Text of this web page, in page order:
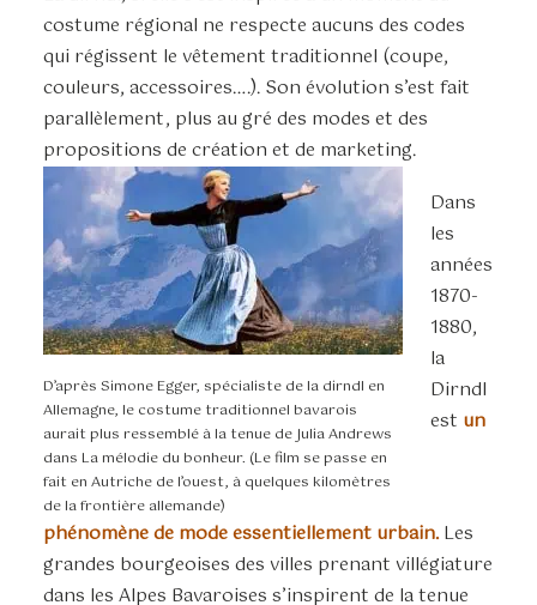
costume régional ne respecte aucuns des codes
qui régissent le vêtement traditionnel (coupe,
couleurs, accessoires….). Son évolution s’est fait
parallèlement, plus au gré des modes et des
propositions de création et de marketing.
D’après Simone Egger, spécialiste de la dirndl en
Allemagne, le costume traditionnel bavarois
aurait plus ressemblé à la tenue de Julia Andrews
dans La mélodie du bonheur. (Le film se passe en
fait en Autriche de l’ouest, à quelques kilomètres
de la frontière allemande)
Dans
les
années
1870-
1880,
la
Dirndl
est un
phénomène de mode essentiellement urbain.Les
grandes bourgeoises des villes prenant villégiature
dans les Alpes Bavaroises s’inspirent de la tenue